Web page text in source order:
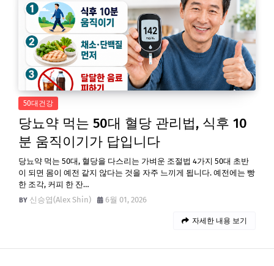
50대건강
당뇨약 먹는 50대 혈당 관리법, 식후 10
분 움직이기가 답입니다
당뇨약 먹는 50대, 혈당을 다스리는 가벼운 조절법 4가지 50대 초반
이 되면 몸이 예전 같지 않다는 것을 자주 느끼게 됩니다. 예전에는 빵
한 조각, 커피 한 잔…
신승엽(Alex Shin)
6월 01, 2026
자세한 내용 보기